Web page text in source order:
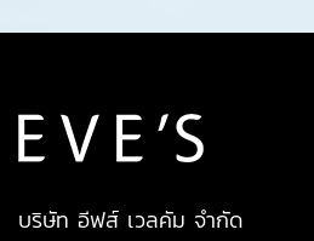
บริษัท อีฟส์ เวลคัม จำกัด